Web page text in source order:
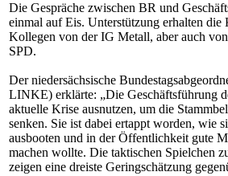
Die Gespräche zwischen BR und
einmal auf Eis. Unterstützung erhalten die
Kollegen von der IG Metall, aber auch
SPD.
Der niedersächsische
LINKE) erklärte: „Die Geschäftsführung
aktuelle Krise ausnutzen, um die
senken. Sie ist dabei ertappt worden, wie
ausbooten und in der Öffentlichkeit gute
machen wollte. Die taktischen Spielchen
zeigen eine dreiste Geringschätzung